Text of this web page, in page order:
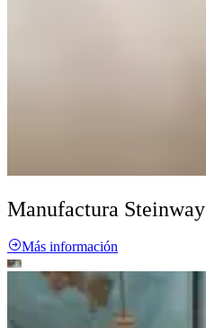
Manufactura Steinway
Más información